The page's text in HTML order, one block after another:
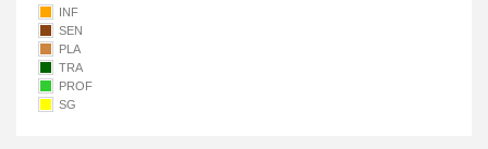
INF
SEN
PLA
TRA
PROF
SG